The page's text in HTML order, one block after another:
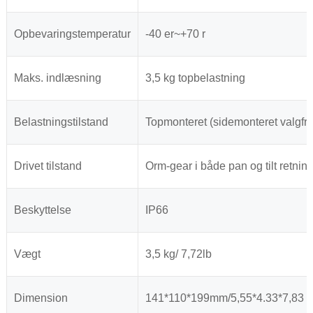
Opbevaringstemperatur -40 er~+70 r
Maks. indlæsning 3,5 kg topbelastning
Belastningstilstand Topmonteret (sidemonteret valgfri)
Drivet tilstand Orm-gear i både pan og tilt retning
Beskyttelse IP66
Vægt 3,5 kg/ 7,72lb
Dimension 141*110*199mm/5,55*4.33*7,83